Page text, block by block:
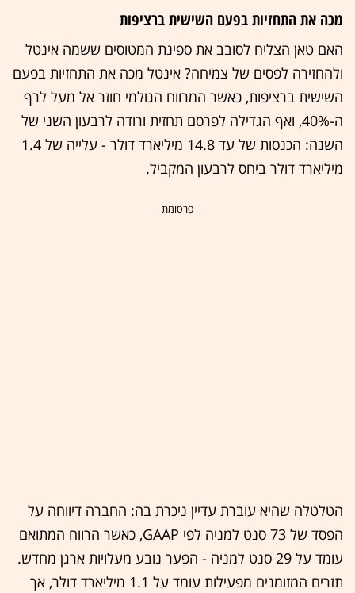
מכה את התחזיות בפעם השישית ברציפות
האם טאן הצליח לסובב את ספינת המטוסים ששמה אינטל
ולהחזירה לפסים של צמיחה? אינטל מכה את התחזיות בפעם
השישית ברציפות, כאשר המרווח הגולמי חוזר אל מעל לרף
ה-40%, ואף הגדילה לפרסם תחזית ורודה לרבעון השני של
השנה: הכנסות של עד 14.8 מיליארד דולר - עלייה של 1.4
מיליארד דולר ביחס לרבעון המקביל.
- פרסומת -
הטלטלה שהיא עוברת עדיין ניכרת בה: החברה דיווחה על
הפסד של 73 סנט למניה לפי GAAP, כאשר הרווח המתואם
עומד על 29 סנט למניה - הפער נובע מעלויות ארגן מחדש.
תזרים המזומנים מפעילות עומד על 1.1 מיליארד דולר, אך